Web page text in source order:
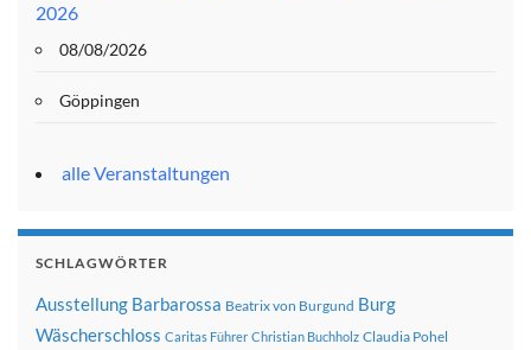
2026
08/08/2026
Göppingen
alle Veranstaltungen
SCHLAGWÖRTER
Ausstellung Barbarossa Beatrix von Burgund Burg
Wäscherschloss Caritas Führer Christian Buchholz Claudia Pohel